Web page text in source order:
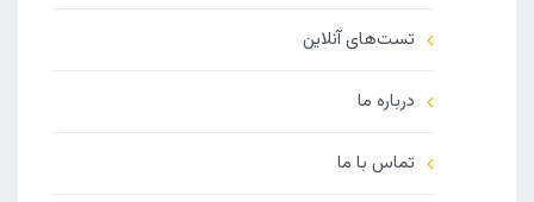
تست‌های آنلاین
درباره ما
تماس با ما